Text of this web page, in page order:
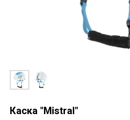
Каска "Mistral"